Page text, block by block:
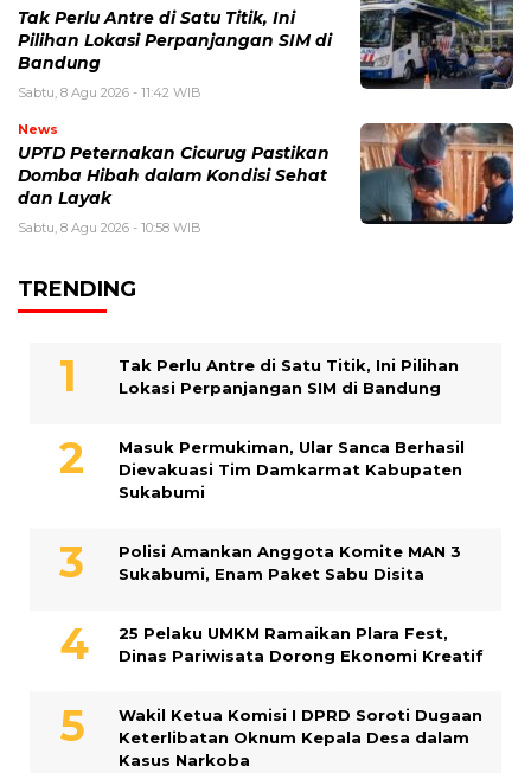
Tak Perlu Antre di Satu Titik, Ini
Pilihan Lokasi Perpanjangan SIM di
Bandung
Sabtu, 8 Agu 2026 - 11:42 WIB
News
UPTD Peternakan Cicurug Pastikan
Domba Hibah dalam Kondisi Sehat
dan Layak
Sabtu, 8 Agu 2026 - 10:58 WIB
TRENDING
Tak Perlu Antre di Satu Titik, Ini Pilihan
Lokasi Perpanjangan SIM di Bandung
Masuk Permukiman, Ular Sanca Berhasil
Dievakuasi Tim Damkarmat Kabupaten
Sukabumi
Polisi Amankan Anggota Komite MAN 3
Sukabumi, Enam Paket Sabu Disita
25 Pelaku UMKM Ramaikan Plara Fest,
Dinas Pariwisata Dorong Ekonomi Kreatif
Wakil Ketua Komisi I DPRD Soroti Dugaan
Keterlibatan Oknum Kepala Desa dalam
Kasus Narkoba